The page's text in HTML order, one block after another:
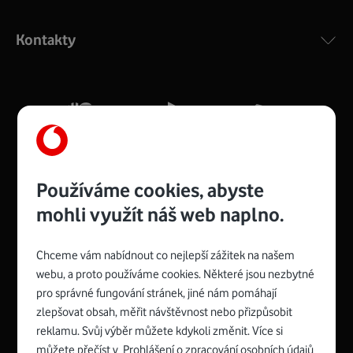
silný signál pro celou domácnost. Kompaktní rozměry 21
Více o COMPAL CH7465VF
Zyxel VMG8623-T50B:
Rozměry modemu jsou 16 x 22 x 7,5 cm (včetně stojánku)
a nabízí 4 gigabitové LAN porty a bezdrátové připojení Wi-
Spojte se s Vodafonem
Kontakty
Používáme cookies, abyste
mohli využít náš web naplno.
Chceme vám nabídnout co nejlepší zážitek na našem
webu, a proto používáme cookies. Některé jsou nezbytné
pro správné fungování stránek, jiné nám pomáhají
zlepšovat obsah, měřit návštěvnost nebo přizpůsobit
reklamu. Svůj výběr můžete kdykoli změnit. Více si
můžete přečíst v Prohlášení o zpracování osobních údajů